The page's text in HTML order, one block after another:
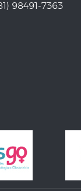
98491-7363